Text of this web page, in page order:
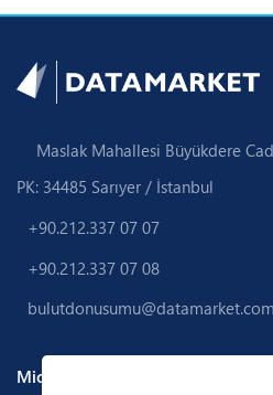
Maslak Mahallesi Büyükdere
PK: 34485 Sarıyer / İstanbul
+90.212.337 07 07
+90.212.337 07 08
Microsoft Azure Yetkinliklerimiz